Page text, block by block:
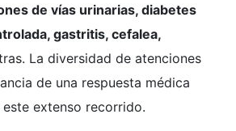
de vías urinarias, diabetes
gastritis, cefalea,
La diversidad de atenciones
de una respuesta médica
extenso recorrido.